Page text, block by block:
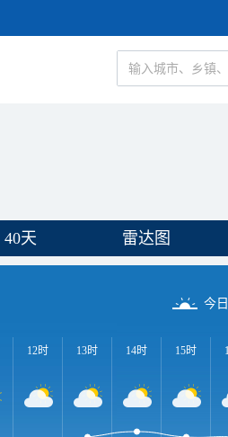
40天 雷达图
今
12时 13时 14时 15时